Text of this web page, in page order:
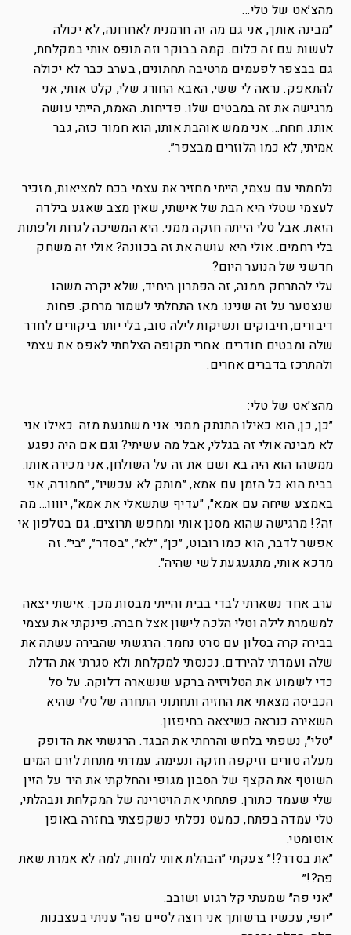
מהצ׳אט של טלי…
״מבינה אותך, אני גם מה זה חרמנית לאחרונה, לא יכולה
לעשות עם זה כלום. קמה בבוקר וזה תופס אותי במקלחת,
גם בבצפר לפעמים מרטיבה תחתונים, בערב כבר לא יכולה
להתאפק. נראה לי ששי, האבא החורג שלי, קלט אותי, אני
מרגישה את זה במבטים שלו. פדיחות. האמת, הייתי עושה
אותו. חחח… אני ממש אוהבת אותו, הוא חמוד כזה, גבר
אמיתי, לא כמו הלוזרים מבצפר״.
נלחמתי עם עצמי, הייתי מחזיר את עצמי בכח למציאות, מזכיר
לעצמי שטלי היא הבת של אישתי, שאין מצב שאגע בילדה
הזאת. אבל טלי הייתה חזקה ממני. היא המשיכה לגרות ולפתות
בלי רחמים. אולי היא עושה את זה בכוונה? אולי זה משחק
חדשני של הנוער היום?
עלי להתרחק ממנה, זה הפתרון היחיד, שלא יקרה משהו
שנצטער על זה שנינו. מאז התחלתי לשמור מרחק. פחות
דיבורים, חיבוקים ונשיקות לילה טוב, בלי יותר ביקורים לחדר
שלה ומבטים חודרים. אחרי תקופה הצלחתי לאפס את עצמי
ולהתרכז בדברים אחרים.
מהצ׳אט של טלי:
״כן, כן, הוא כאילו התנתק ממני. אני משתגעת מזה. כאילו אני
לא מבינה אולי זה בגללי, אבל מה עשיתי? וגם אם היה נפגע
ממשהו הוא היה בא ושם את זה על השולחן, אני מכירה אותו.
בבית הוא כל הזמן עם אמא, ״מותק לא עכשיו״, ״חמודה, אני
באמצע שיחה עם אמא״, ״עדיף שתשאלי את אמא״, יוווו… מה
זה?! מרגישה שהוא מסנן אותי ומחפש תרוצים. גם בטלפון אי
אפשר לדבר, הוא כמו רובוט, ״כן״, ״לא״, ״בסדר״, ״בי״. זה
מדכא אותי, מתגעגעת לשי שהיה״.
ערב אחד נשארתי לבדי בבית והייתי מבסות מכך. אישתי יצאה
למשמרת לילה וטלי הלכה לישון אצל חברה. פינקתי את עצמי
בבירה קרה בסלון עם סרט נחמד. הרגשתי שהבירה עשתה את
שלה ועמדתי להירדם. נכנסתי למקלחת ולא סגרתי את הדלת
כדי לשמוע את הטלויזיה ברקע שנשארה דלוקה. על סל
הכביסה מצאתי את החזיה ותחתוני התחרה של טלי שהיא
השאירה כנראה כשיצאה בחיפזון.
״טלי״, נשפתי בלחש והרחתי את הבגד. הרגשתי את הדופק
מעלה טורים וזיקפה חזקה ונעימה. עמדתי מתחת לזרם המים
השוטף את הקצף של הסבון מגופי והחלקתי את היד על הזין
שלי שעמד כתורן. פתחתי את הויטרינה של המקלחת ונבהלתי,
טלי עמדה בפתח, כמעט נפלתי כשקפצתי בחזרה באופן
אוטומטי.
״את בסדר?!״ צעקתי ״הבהלת אותי למוות, למה לא אמרת שאת
פה?!״
״אני פה״ שמעתי קל רגוע ושובב.
״יופי, עכשיו ברשותך אני רוצה לסיים פה״ עניתי בעצבנות